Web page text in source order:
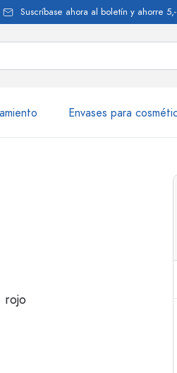
Suscríbase ahora al boletín y ahorre
Envases para
Estal
de vidrio 500 ml